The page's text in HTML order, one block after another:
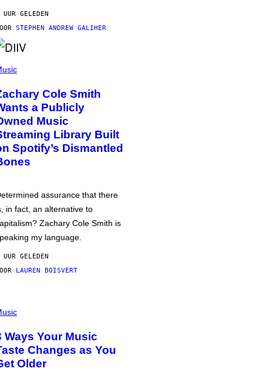
GELEDEN
STEPHEN ANDREW GALIHER
Cole Smith
a Publicly
Music
Library Built
Spotify’s Dismantled
assurance that there
in fact, an alternative to
Zachary Cole Smith is
my language.
GELEDEN
LAUREN BOISVERT
Ways Your Music
Changes as You
Older